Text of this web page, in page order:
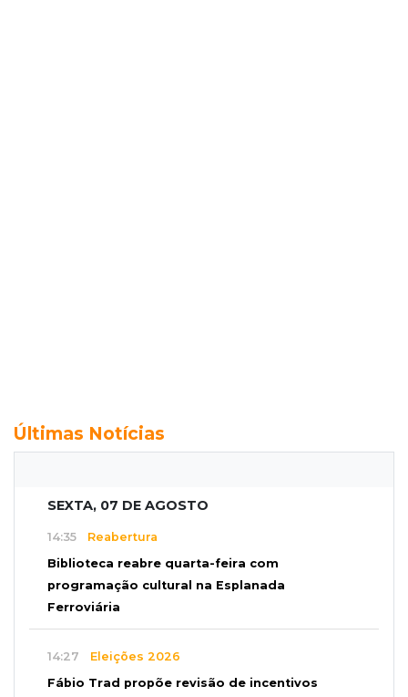
Últimas Notícias
SEXTA, 07 DE AGOSTO
14:35 Reabertura
Biblioteca reabre quarta-feira com
programação cultural na Esplanada
Ferroviária
14:27 Eleições 2026
Fábio Trad propõe revisão de incentivos